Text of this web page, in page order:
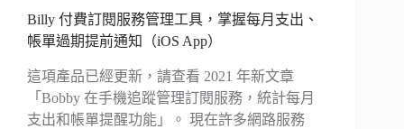
Billy 付費訂閱服務管理工具，掌握每月支出、
帳單過期提前通知（iOS App）
這項產品已經更新，請查看 2021 年新文章
「Bobby 在手機追蹤管理訂閱服務，統計每月
支出和帳單提醒功能」。 現在許多網路服務